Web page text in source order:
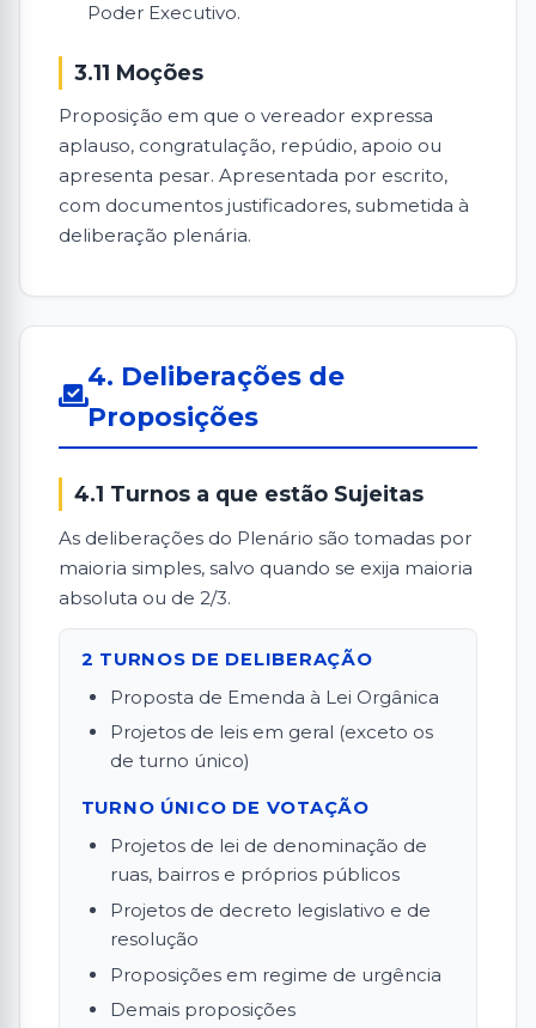
Poder Executivo.
3.11 Moções
Proposição em que o vereador expressa
aplauso, congratulação, repúdio, apoio ou
apresenta pesar. Apresentada por escrito,
com documentos justificadores, submetida à
deliberação plenária.
4. Deliberações de
Proposições
4.1 Turnos a que estão Sujeitas
As deliberações do Plenário são tomadas por
maioria simples, salvo quando se exija maioria
absoluta ou de 2/3.
2 TURNOS DE DELIBERAÇÃO
Proposta de Emenda à Lei Orgânica
Projetos de leis em geral (exceto os
de turno único)
TURNO ÚNICO DE VOTAÇÃO
Projetos de lei de denominação de
ruas, bairros e próprios públicos
Projetos de decreto legislativo e de
resolução
Proposições em regime de urgência
Demais proposições